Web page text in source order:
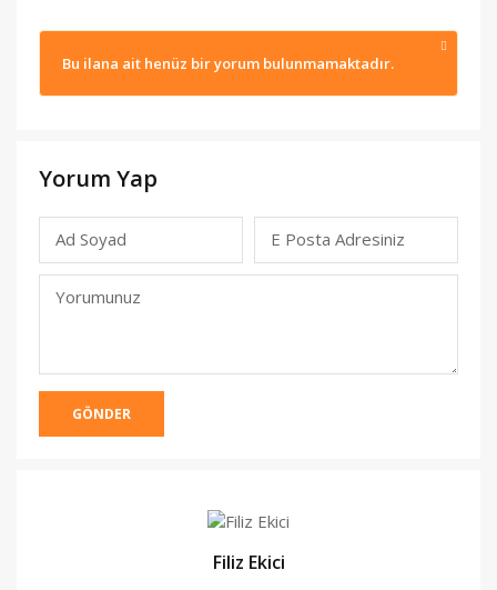
Bu ilana ait henüz bir yorum bulunmamaktadır.
Yorum Yap
Ad Soyad E Posta Adresiniz
Yorumunuz
GÖNDER
Filiz Ekici